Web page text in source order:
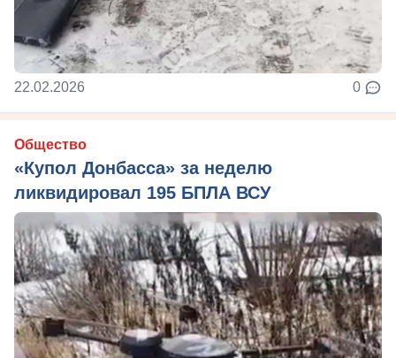
22.02.2026 0
Общество
«Купол Донбасса» за неделю
ликвидировал 195 БПЛА ВСУ